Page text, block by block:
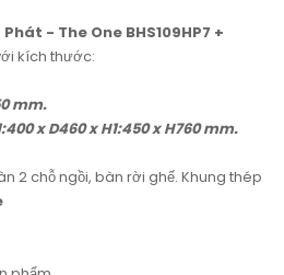
- The One BHS109HP7 +
kích thước:
mm.
x D460 x H1:450 x H760 mm.
2 chỗ ngồi, bàn rời ghế. Khung thép